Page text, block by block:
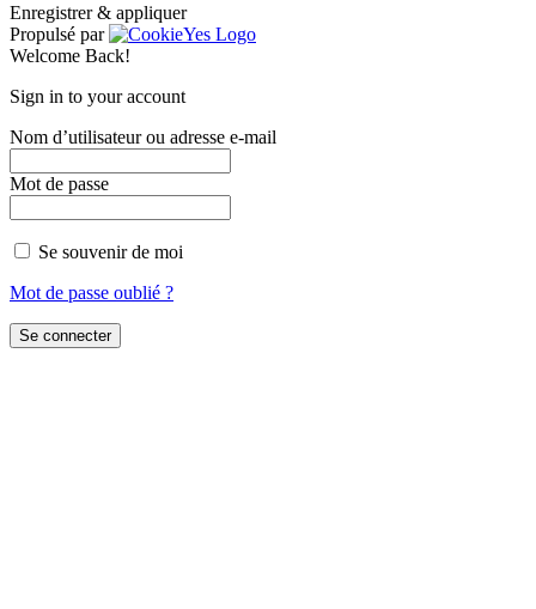
Enregistrer & appliquer
Propulsé par
Welcome Back!
Sign in to your account
Nom d’utilisateur ou adresse e-mail
Mot de passe
Se souvenir de moi
Mot de passe oublié ?